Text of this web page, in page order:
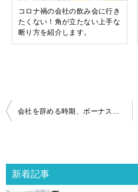
コロナ禍の会社の飲み会に行き
たくない！角が立たない上手な
断り方を紹介します。
投
稿
ゲ
ー
会社を辞める時期、ボーナスや税金で損しないタイミングとは？
新着記事